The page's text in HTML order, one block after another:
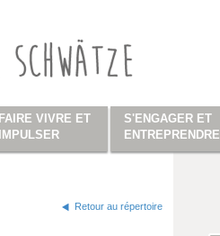
Retour au répertoire
FAIRE VIVRE ET
IMPULSER
S'ENGAGER ET
ENTREPRENDRE